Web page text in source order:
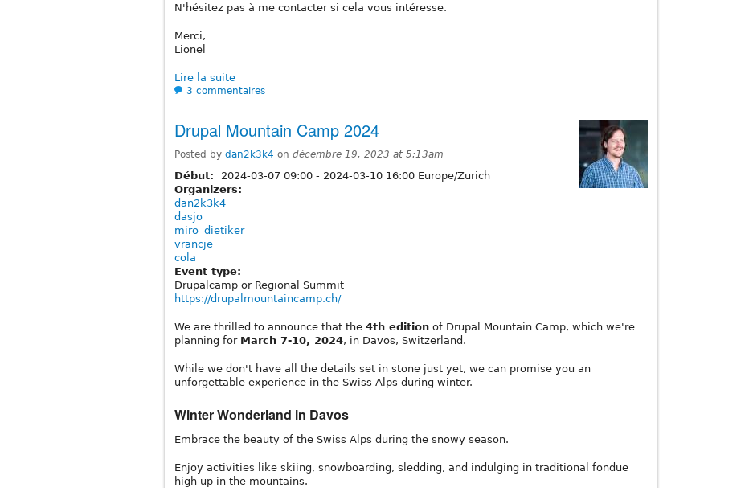
N'hésitez pas à me contacter si cela vous intéresse.
Merci,
Lionel
Lire la suite
3 commentaires
Drupal Mountain Camp 2024
Posted by dan2k3k4 on décembre 19, 2023 at 5:13am
Début: 2024-03-07 09:00 - 2024-03-10 16:00 Europe/Zurich
Organizers:
dan2k3k4
dasjo
miro_dietiker
vrancje
cola
Event type:
Drupalcamp or Regional Summit
https://drupalmountaincamp.ch/
We are thrilled to announce that the 4th edition of Drupal Mountain Camp, which we're
planning for March 7-10, 2024, in Davos, Switzerland.
While we don't have all the details set in stone just yet, we can promise you an
unforgettable experience in the Swiss Alps during winter.
Winter Wonderland in Davos
Embrace the beauty of the Swiss Alps during the snowy season.
Enjoy activities like skiing, snowboarding, sledding, and indulging in traditional fondue
high up in the mountains.